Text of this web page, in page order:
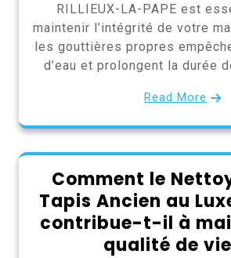
RILLIEUX-LA-PAPE est
maintenir l’intégrité de votre
les gouttières propres
d’eau et prolongent la durée
Read More
Comment le
Tapis Ancien au
contribue-t-il à
qualité de